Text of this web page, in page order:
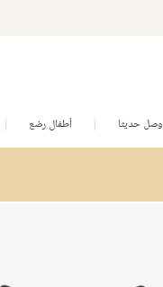
وصل حديثا أطفال رضع